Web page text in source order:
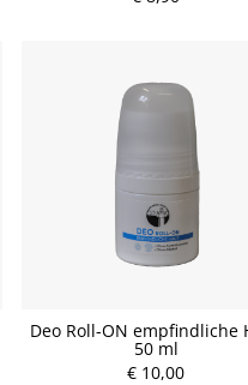
Deo Roll-ON empfindliche
50 ml
€ 10,00